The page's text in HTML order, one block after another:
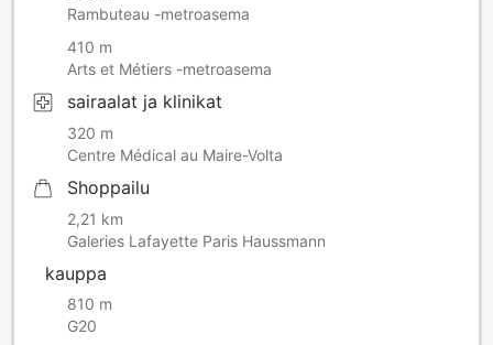
Rambuteau -metroasema
410 m
Arts et Métiers -metroasema
sairaalat ja klinikat
320 m
Centre Médical au Maire-Volta
Shoppailu
2,21 km
Galeries Lafayette Paris Haussmann
kauppa
810 m
G20